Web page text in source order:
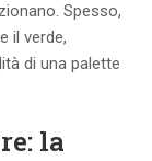
Spesso,
il verde,
di una palette
la